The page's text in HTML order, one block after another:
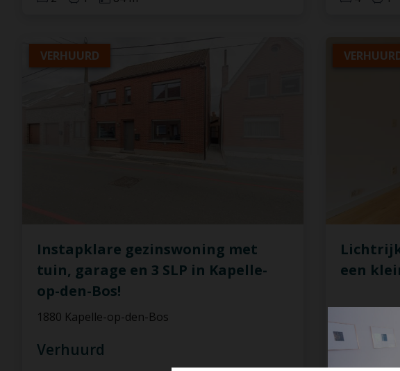
VERHUURD
Instapklare gezinswoning met
tuin, garage en 3 SLP in Kapelle-
op-den-Bos!
1880 Kapelle-op-den-Bos
Verhuurd
een
Verhuurd